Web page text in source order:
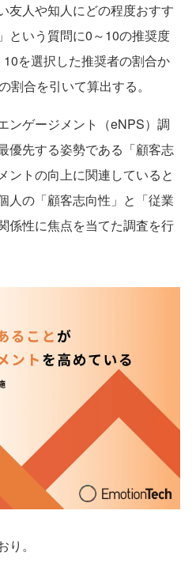
友人や知人にどの程度おすす
という質問に0～10の推奨度
を選択した推奨者の割合か
割合を引いて算出する。
ンゲージメント（eNPS）調
優先する姿勢である「顧客志
ントの向上に関連していると
人の「顧客志向性」と「従業
係性に焦点を当てた調査を行
。